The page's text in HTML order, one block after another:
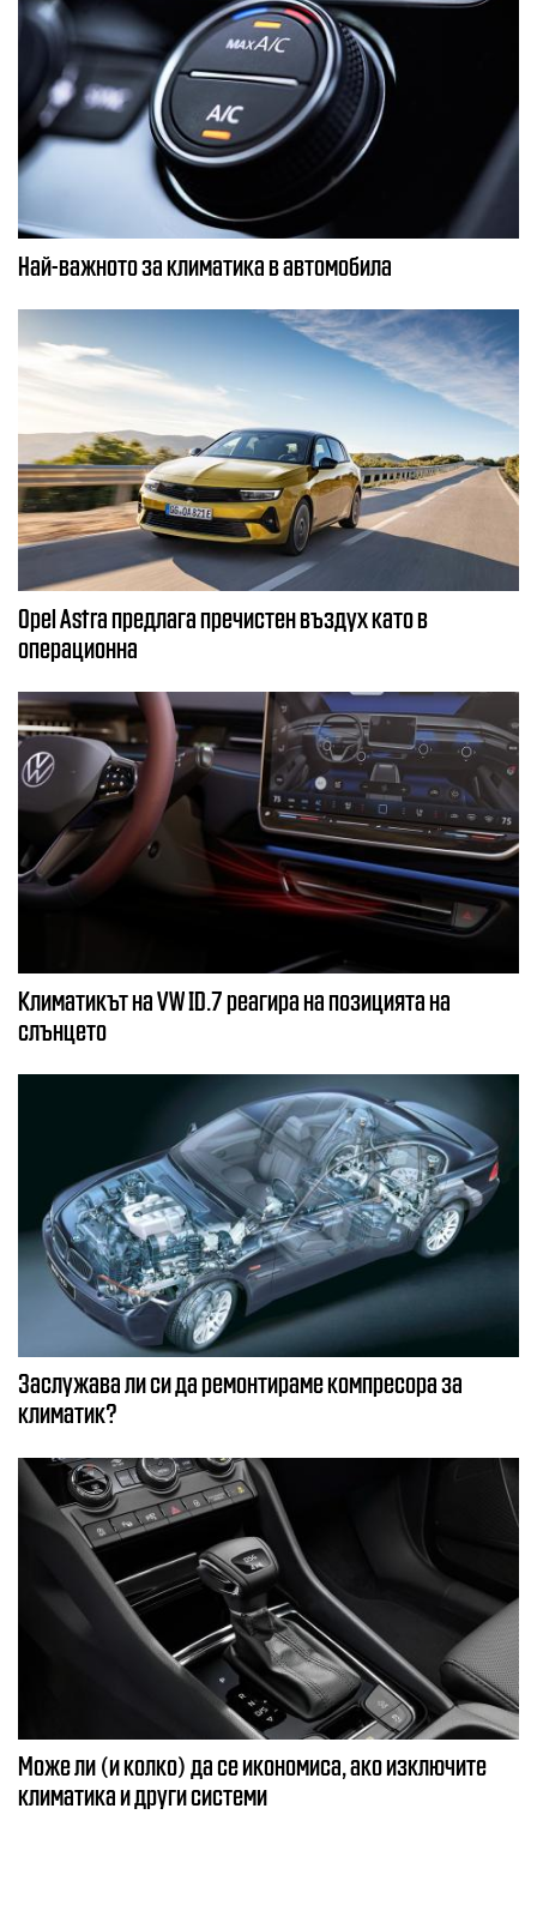
Най-важното за климатика в автомобила
Opel Astra предлага пречистен въздух като в
операционна
Климатикът на VW ID.7 реагира на позицията на
слънцето
Заслужава ли си да ремонтираме компресора за
климатик?
Може ли (и колко) да се икономиса, ако изключите
климатика и други системи